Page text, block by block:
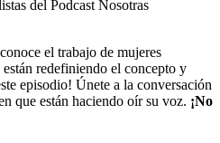
el trabajo de mujeres
redefiniendo el concepto y
episodio! Únete a la conversación
que están haciendo oír su voz. ¡No